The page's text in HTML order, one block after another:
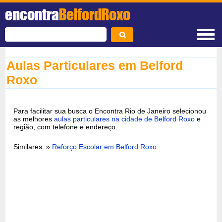
encontraBelfordRoxo
Aulas Particulares em Belford
Roxo
Para facilitar sua busca o Encontra Rio de Janeiro selecionou
as melhoresaulas particulares na cidade de Belford Roxo e
região, com telefone e endereço.
Similares: » Reforço Escolar em Belford Roxo